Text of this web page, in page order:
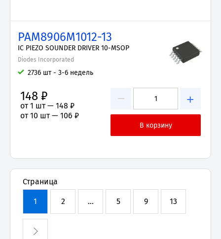
PAM8906M1012-13
IC PIEZO SOUNDER DRIVER 10-MSOP
Diodes Incorporated
2736 шт - 3-6 недель
− +
148 ₽
от 1 шт — 148 ₽
от 10 шт — 106 ₽
Страница
1 2 ... 5 9 13